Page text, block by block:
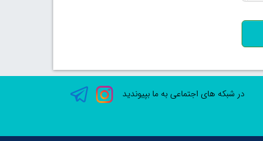
در شبکه های اجتماعی به ما بپیوندید